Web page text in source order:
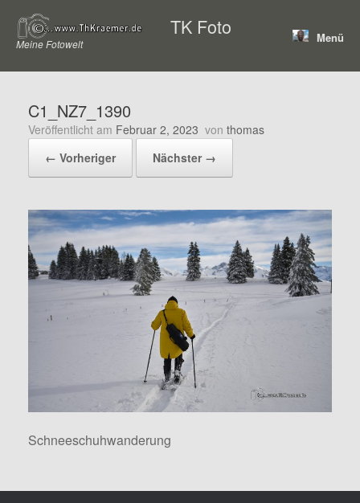
Inhalt
springen
TK Foto
Meine Fotowelt Menü
C1_NZ7_1390
Veröffentlicht am Februar 2, 2023 von thomas
← Vorheriger
Nächster →
Schneeschuhwanderung